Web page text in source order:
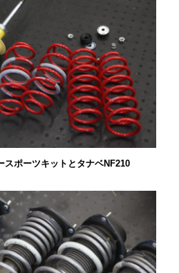
ポーツキットとタナベNF210